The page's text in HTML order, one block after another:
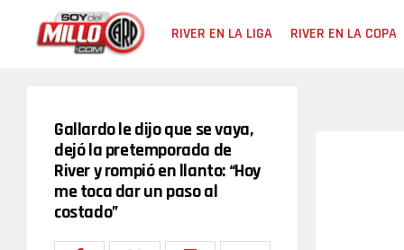
RIVER EN LA LIGA RIVER EN LA COPA
Gallardo le dijo que se vaya,
dejó la pretemporada de
River y rompió en llanto: “Hoy
me toca dar un paso al
costado”